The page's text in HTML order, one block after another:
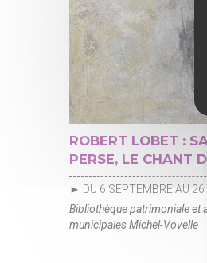
ROBERT LOBET :
PERSE, LE CHANT
► DU 6 SEPTEMBRE AU 26
Bibliothèque patrimoniale et
municipales Michel-Vovelle